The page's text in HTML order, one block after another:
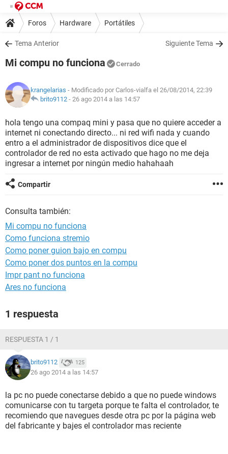
Foros Hardware Portátiles
Tema Anterior Siguiente Tema
Mi compu no funciona Cerrado
krangelarias - Modificado por Carlos-vialfa el 26/08/2014, 22:39
brito9112 - 26 ago 2014 a las 14:57
hola tengo una compaq mini y pasa que no quiere acceder a
internet ni conectando directo... ni red wifi nada y cuando
entro a el administrador de dispositivos dice que el
controlador de red no esta activado que hago no me deja
ingresar a internet por ningún medio hahahaah
Compartir
Consulta también:
Mi compu no funciona
Como funciona stremio
Como poner guion bajo en compu
Como poner dos puntos en la compu
Impr pant no funciona
Ares no funciona
1 respuesta
RESPUESTA 1 / 1
brito9112 125
26 ago 2014 a las 14:57
la pc no puede conectarse debido a que no puede windows
comunicarse con tu targeta porque te falta el controlador, te
recomiendo que navegues desde otra pc por la página web
del fabricante y bajes el controlador mas reciente